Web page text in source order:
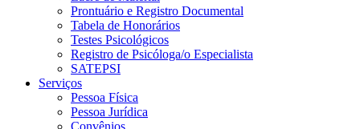
Prontuário e Registro Documental
Tabela de Honorários
Testes Psicológicos
Registro de Psicóloga/o Especialista
SATEPSI
Serviços
Pessoa Física
Pessoa Jurídica